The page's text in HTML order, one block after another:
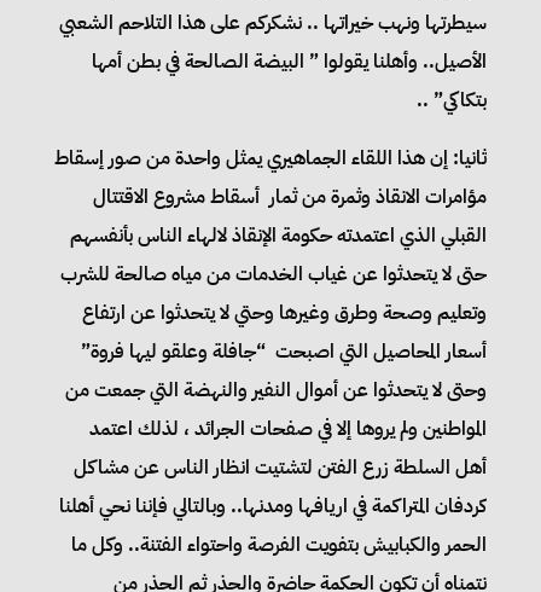
سيطرتها ونهب خيراتها .. نشكركم على هذا التلاحم الشعبي
الأصيل.. وأهلنا يقولوا ” البيضة الصالحة في بطن أمها
بتكاكي” ..
ثانيا: إن هذا اللقاء الجماهيري يمثل واحدة من صور إسقاط
مؤامرات الانقاذ وثمرة من ثمار أسقاط مشروع الاقتتال
القبلي الذي اعتمدته حكومة الإنقاذ لالهاء الناس بأنفسهم
حتى لا يتحدثوا عن غياب الخدمات من مياه صالحة للشرب
وتعليم وصحة وطرق وغيرها وحتي لا يتحدثوا عن ارتفاع
أسعار المحاصيل التي اصبحت “جافلة وعلقو ليها فروة”
وحتى لا يتحدثوا عن أموال النفير والنهضة التي جمعت من
المواطنين ولم يروها إلا في صفحات الجرائد ، لذلك اعتمد
أهل السلطة زرع الفتن لتشتيت انظار الناس عن مشاكل
كردفان المتراكمة في اريافها ومدنها.. وبالتالي فإننا نحي أهلنا
الحمر والكبابيش بتفويت الفرصة واحتواء الفتنة.. وكل ما
نتمناه أن تكون الحكمة حاضرة والحذر ثم الحذر من